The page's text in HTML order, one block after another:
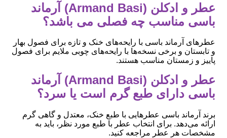
عطر و ادکلن (Armand Basi) آرماند
باسی مناسب چه فصلی می باشد؟
عطرهای آرماند باسی با رایحه‌های خنک و تازه برای فصول بهار
و تابستان و برخی نسخه‌ها با رایحه‌های چوبی ملایم برای فصول
پاییز و زمستان مناسب هستند.
عطر و ادکلن (Armand Basi) آرماند
باسی دارای طبع گرم است یا سرد؟
برند آرماند باسی عطرهایی با طبع خنک، معتدل و گاهی گرم
ارائه می‌دهد. برای انتخاب عطر با طبع مورد نظر، باید به
مشخصات هر عطر مراجعه کنید.